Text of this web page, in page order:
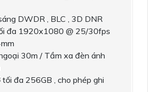
DWDR , BLC , 3D DNR
đa 1920x1080 @ 25/30fps
30m / Tầm xa đèn ánh
đa 256GB , cho phép ghi